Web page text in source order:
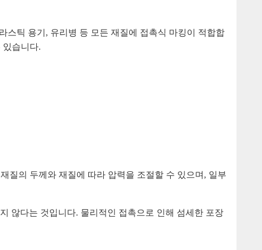
스틱 용기, 유리병 등 모든 재질에 접촉식 마킹이 적합합
있습니다.
질의 두께와 재질에 따라 압력을 조절할 수 있으며, 일부
않다는 것입니다. 물리적인 접촉으로 인해 섬세한 포장